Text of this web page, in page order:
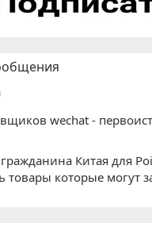
wechat -
Китая для
товары которые могут